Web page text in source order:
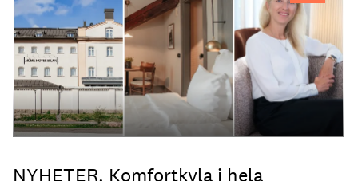
Bilan.
NYHETER. Komfortkyla i hela